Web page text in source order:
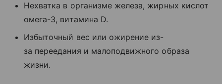
Нехватка в организме железа, жирных кислот
омега-3, витамина D.
Избыточный вес или ожирение из-
за переедания и малоподвижного образа
жизни.